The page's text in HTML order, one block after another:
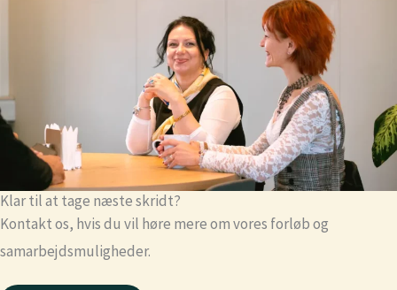
Klar til at tage næste skridt?
Kontakt os, hvis du vil høre mere om vores forløb og
samarbejdsmuligheder.